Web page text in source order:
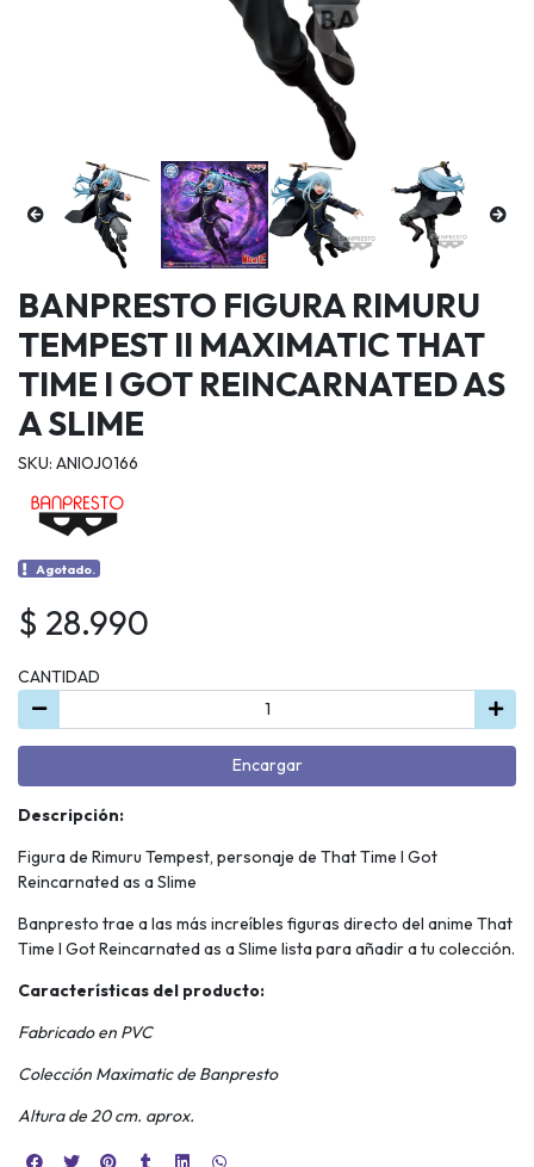
BANPRESTO FIGURA RIMURU
TEMPEST II MAXIMATIC THAT
TIME I GOT REINCARNATED AS
A SLIME
SKU: ANIOJ0166
Agotado.
$ 28.990
CANTIDAD
Encargar
Descripción:
Figura de Rimuru Tempest, personaje de That Time I Got
Reincarnated as a Slime
Banpresto trae a las más increíbles figuras directo del anime That
Time I Got Reincarnated as a Slime lista para añadir a tu colección.
Características del producto:
Fabricado en PVC
Colección Maximatic de Banpresto
Altura de 20 cm. aprox.